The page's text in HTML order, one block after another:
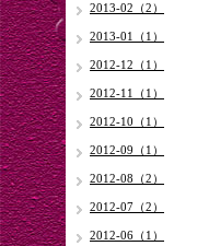
2013-02（2）
2013-01（1）
2012-12（1）
2012-11（1）
2012-10（1）
2012-09（1）
2012-08（2）
2012-07（2）
2012-06（1）